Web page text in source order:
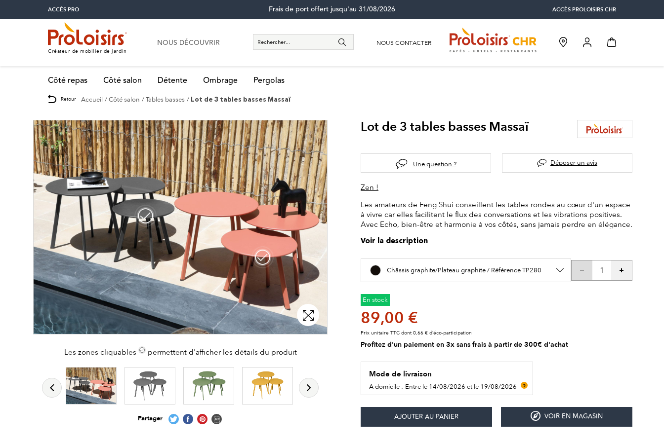
ACCÈS PRO ACCÈS PROLOISIRS CHR
Frais de port offert jusqu'au 31/08/2026
Créateur de mobilier de jardin
NOUS DÉCOUVRIR NOUS CONTACTER
Côté repas Côté salon Détente Ombrage Pergolas
Retour Accueil Côté salon Tables basses Lot de 3 tables basses Massaï
Les zones cliquables permettent d'afficher les détails du produit
Partager
Lot de 3 tables basses Massaï
Une question ? Déposer un avis
Zen !
Les amateurs de Feng Shui conseillent les tables rondes au cœur d'un espace
à vivre car elles facilitent le flux des conversations et les vibrations positives.
Avec Echo, bien-être et harmonie à vos côtés, sans jamais perdre en élégance.
Voir la description
Châssis graphite/Plateau graphite / Référence TP280
En stock
89,00 €
Prix unitaire TTC dont 0,66 € d’éco-participation
Profitez d'un paiement en 3x sans frais à partir de 300€ d'achat
Mode de livraison
A domicile : Entre le 14/08/2026 et le 19/08/2026 ?
VOIR EN MAGASIN